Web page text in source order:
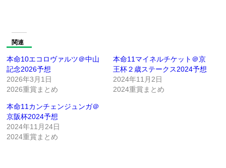
関連
本命10エコロヴァルツ＠中山
記念2026予想
2026年3月1日
2026重賞まとめ
本命11マイネルチケット＠京
王杯２歳ステークス2024予想
2024年11月2日
2024重賞まとめ
本命11カンチェンジュンガ＠
京阪杯2024予想
2024年11月24日
2024重賞まとめ